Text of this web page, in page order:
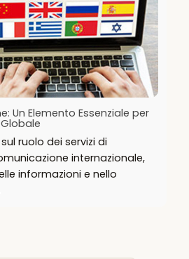
Un Elemento Essenziale per
ruolo dei servizi di
internazionale,
informazioni e nello